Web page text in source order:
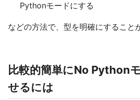
Pythonモードにする
などの方法で、型を明確にすること
比較的簡単にNo Python
せるには